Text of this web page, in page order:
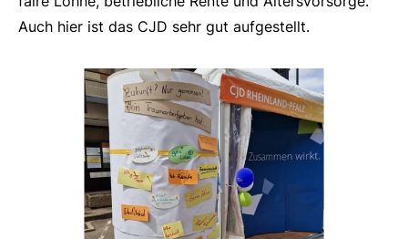
Auch hier ist das CJD sehr gut aufgestellt.